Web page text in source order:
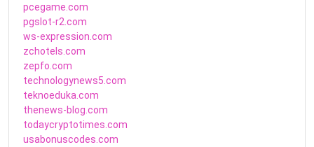
pcegame.com
pgslot-r2.com
ws-expression.com
zchotels.com
zepfo.com
technologynews5.com
teknoeduka.com
thenews-blog.com
todaycryptotimes.com
usabonuscodes.com